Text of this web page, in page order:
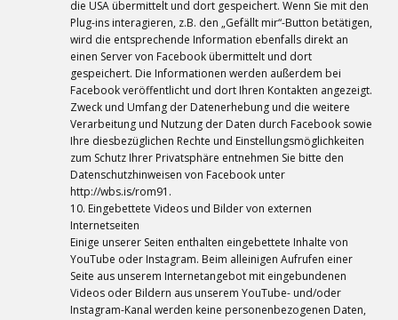
die USA übermittelt und dort gespeichert. Wenn Sie mit den
Plug-ins interagieren, z.B. den „Gefällt mir“-Button betätigen,
wird die entsprechende Information ebenfalls direkt an
einen Server von Facebook übermittelt und dort
gespeichert. Die Informationen werden außerdem bei
Facebook veröffentlicht und dort Ihren Kontakten angezeigt.
Zweck und Umfang der Datenerhebung und die weitere
Verarbeitung und Nutzung der Daten durch Facebook sowie
Ihre diesbezüglichen Rechte und Einstellungsmöglichkeiten
zum Schutz Ihrer Privatsphäre entnehmen Sie bitte den
Datenschutzhinweisen von Facebook unter
http://wbs.is/rom91.
10. Eingebettete Videos und Bilder von externen
Internetseiten
Einige unserer Seiten enthalten eingebettete Inhalte von
YouTube oder Instagram. Beim alleinigen Aufrufen einer
Seite aus unserem Internetangebot mit eingebundenen
Videos oder Bildern aus unserem YouTube- und/oder
Instagram-Kanal werden keine personenbezogenen Daten,